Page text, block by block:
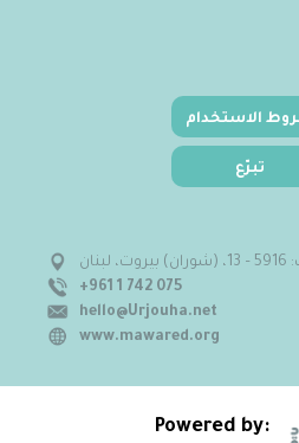
الاستخدام
تبرّع
+961 1 742 075
hello@Urjouha.net
www.mawared.org
Powered by: